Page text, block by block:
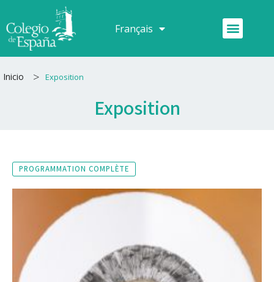
au
contenu
Français
Español Menu
Inicio > Exposition
Exposition
PROGRAMMATION COMPLÈTE